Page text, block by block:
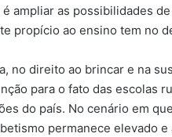
ampliar as possibilidades
propício ao ensino tem no
no direito ao brincar e na
para o fato das escolas
do país. No cenário em
permanece elevado